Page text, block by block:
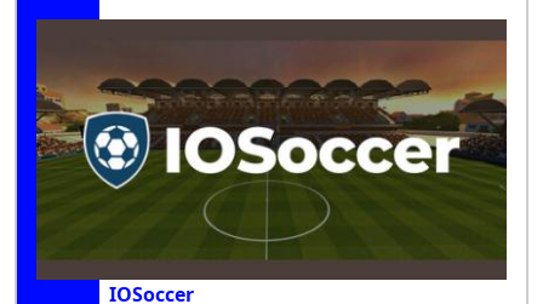
IOSoccer